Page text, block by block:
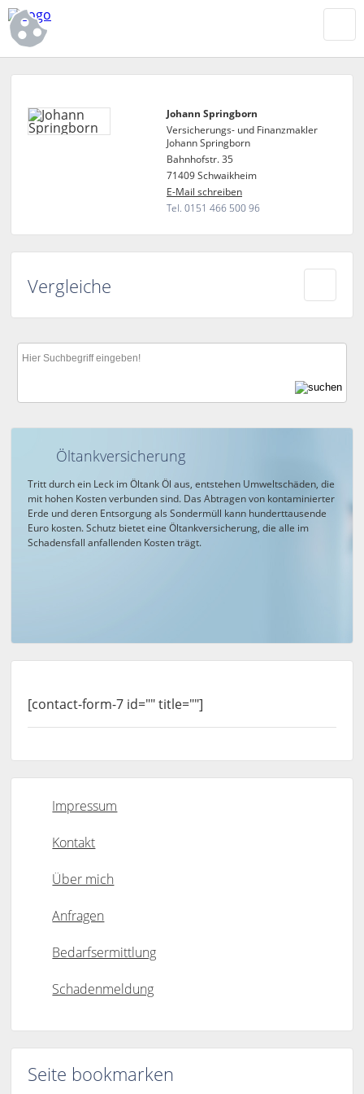
Johann Springborn
Versicherungs- und Finanzmakler
Johann Springborn
Bahnhofstr. 35
71409 Schwaikheim
E-Mail schreiben
Tel. 0151 466 500 96
Vergleiche
Öltankversicherung
Tritt durch ein Leck im Öltank Öl aus, entstehen Umweltschäden, die
mit hohen Kosten verbunden sind. Das Abtragen von kontaminierter
Erde und deren Entsorgung als Sondermüll kann hunderttausende
Euro kosten. Schutz bietet eine Öltankversicherung, die alle im
Schadensfall anfallenden Kosten trägt.
[contact-form-7 id="" title=""]
Impressum
Kontakt
Über mich
Anfragen
Bedarfsermittlung
Schadenmeldung
Seite bookmarken